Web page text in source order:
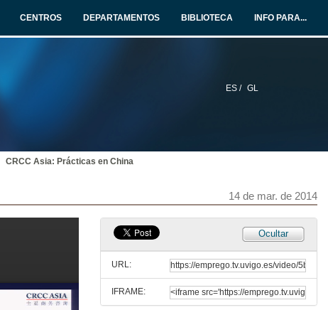
CENTROS DEPARTAMENTOS BIBLIOTECA INFO PARA...
ES / GL
CRCC Asia: Prácticas en China
14 de mar. de 2014
Ocultar
URL:
IFRAME:
Como emprender negocios innovadores: Innovative entrepreneurship
13 de mar. de 2014
GRADIANT
IMATIA